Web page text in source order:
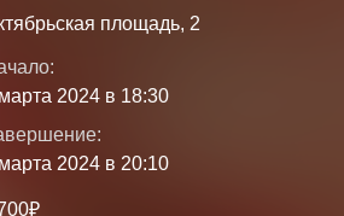
площадь, 2
2024 в 18:30
2024 в 20:10